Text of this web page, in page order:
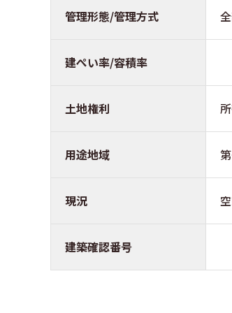
管理形態/管理方式
建ぺい率/容積率
土地権利
用途地域
現況
建築確認番号